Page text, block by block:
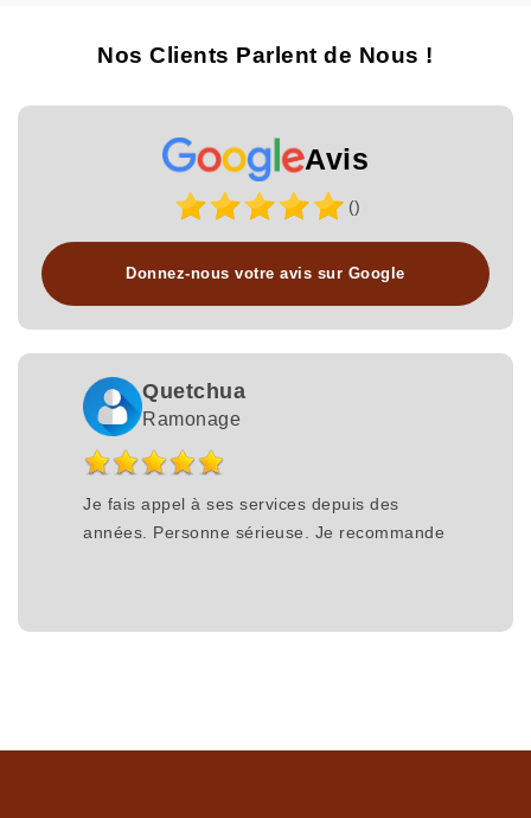
Nos Clients Parlent de Nous !
Avis
()
Donnez-nous votre avis sur Google
Quetchua
Ramonage
Je fais appel à ses services depuis des
années. Personne sérieuse. Je recommande